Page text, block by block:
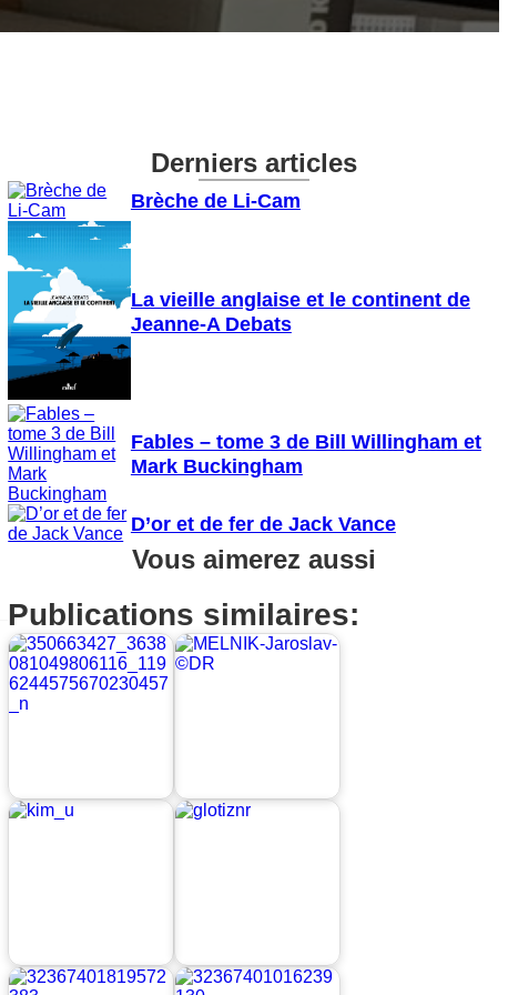
Derniers articles
Brèche de Li-Cam
La vieille anglaise et le continent de
Jeanne-A Debats
Fables – tome 3 de Bill Willingham et
Mark Buckingham
D’or et de fer de Jack Vance
Vous aimerez aussi
Publications similaires: